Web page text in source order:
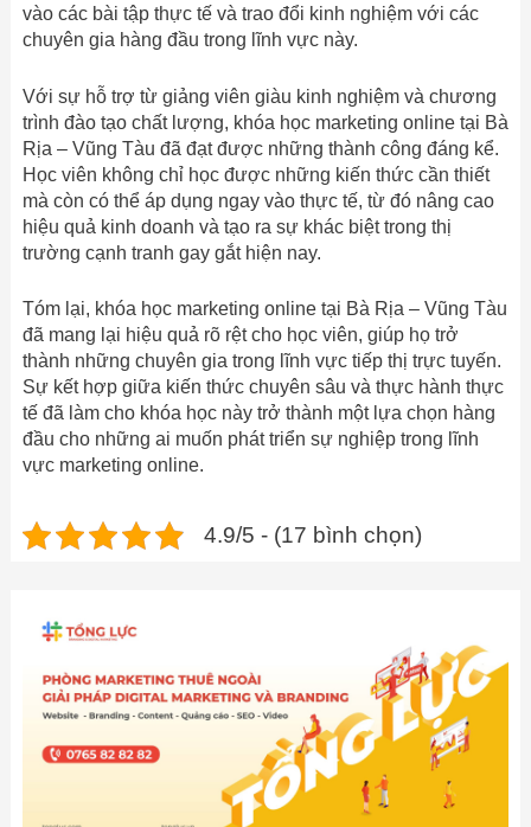
vào các bài tập thực tế và trao đổi kinh nghiệm với các
chuyên gia hàng đầu trong lĩnh vực này.
Với sự hỗ trợ từ giảng viên giàu kinh nghiệm và chương
trình đào tạo chất lượng, khóa học marketing online tại Bà
Rịa – Vũng Tàu đã đạt được những thành công đáng kể.
Học viên không chỉ học được những kiến thức cần thiết
mà còn có thể áp dụng ngay vào thực tế, từ đó nâng cao
hiệu quả kinh doanh và tạo ra sự khác biệt trong thị
trường cạnh tranh gay gắt hiện nay.
Tóm lại, khóa học marketing online tại Bà Rịa – Vũng Tàu
đã mang lại hiệu quả rõ rệt cho học viên, giúp họ trở
thành những chuyên gia trong lĩnh vực tiếp thị trực tuyến.
Sự kết hợp giữa kiến thức chuyên sâu và thực hành thực
tế đã làm cho khóa học này trở thành một lựa chọn hàng
đầu cho những ai muốn phát triển sự nghiệp trong lĩnh
vực marketing online.
4.9/5 - (17 bình chọn)